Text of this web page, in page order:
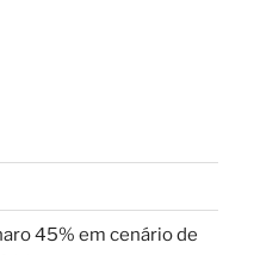
45% em cenário de